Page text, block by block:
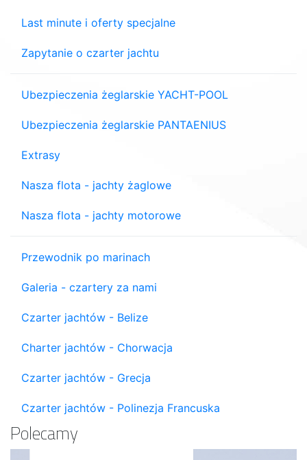
Last minute i oferty specjalne
Zapytanie o czarter jachtu
Ubezpieczenia żeglarskie YACHT-POOL
Ubezpieczenia żeglarskie PANTAENIUS
Extrasy
Nasza flota - jachty żaglowe
Nasza flota - jachty motorowe
Przewodnik po marinach
Galeria - czartery za nami
Czarter jachtów - Belize
Charter jachtów - Chorwacja
Czarter jachtów - Grecja
Czarter jachtów - Polinezja Francuska
Polecamy